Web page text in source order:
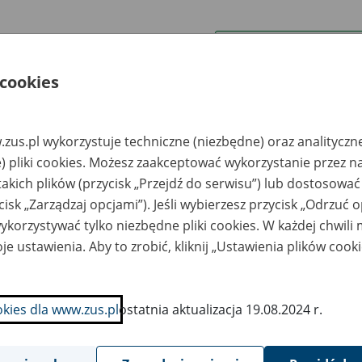
uwagi można przesyłać poprzez
Ukryj wszystkie pozycje bazy
pracy
Miejsce
przechowywania
dokumentów
Nr zespołu akt w
archiwum
państwowym
Daty
Drzonków -
Góra, ul.
5
Spółka z o.o. ul.
Zacisze 16A, 65-775
Zielona Góra
Perfekcja Archiwum
1975-
wykorzystuje techniczne (niezbędne) oraz
pliki cookies. Możesz zaakceptować wykorzystanie przez
plików (przycisk „Przejdź do serwisu”) lub
„Zarządzaj opcjami”). Jeśli wybierzesz przycisk „Odrzuć
tylko niezbędne pliki cookies. W każdej chwili
ustawienia. Aby to zrobić, kliknij „Ustawienia plików
dla www.zus.plostatnia aktualizacja 19.08.2024 r.